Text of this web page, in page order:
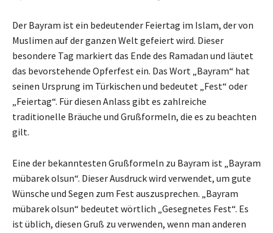
Der Bayram ist ein bedeutender Feiertag im Islam, der von
Muslimen auf der ganzen Welt gefeiert wird. Dieser
besondere Tag markiert das Ende des Ramadan und läutet
das bevorstehende Opferfest ein. Das Wort „Bayram“ hat
seinen Ursprung im Türkischen und bedeutet „Fest“ oder
„Feiertag“. Für diesen Anlass gibt es zahlreiche
traditionelle Bräuche und Grußformeln, die es zu beachten
gilt.
Eine der bekanntesten Grußformeln zu Bayram ist „Bayram
mübarek olsun“. Dieser Ausdruck wird verwendet, um gute
Wünsche und Segen zum Fest auszusprechen. „Bayram
mübarek olsun“ bedeutet wörtlich „Gesegnetes Fest“. Es
ist üblich, diesen Gruß zu verwenden, wenn man anderen